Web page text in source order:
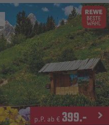
p.P. ab € 399.-